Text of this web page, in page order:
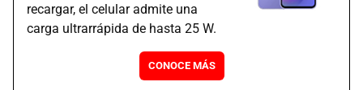
recargar, el celular admite una
carga ultrarrápida de hasta 25 W.
CONOCE MÁS